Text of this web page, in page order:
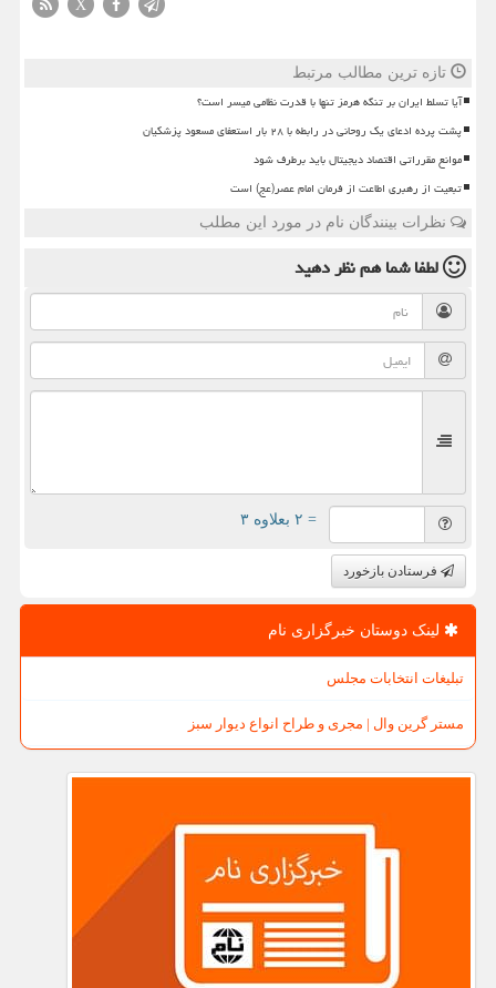
X
تازه ترین مطالب مرتبط
آیا تسلط ایران بر تنگه هرمز تنها با قدرت نظامی میسر است؟
پشت پرده ادعای یک روحانی در رابطه با ۲۸ بار استعفای مسعود پزشکیان
موانع مقرراتی اقتصاد دیجیتال باید برطرف شود
تبعیت از رهبری اطاعت از فرمان امام عصر(عج) است
نظرات بینندگان نام در مورد این مطلب
لطفا شما همنظر دهید
= ۲ بعلاوه ۳
فرستادن بازخورد
لینک دوستان خبرگزاری نام
تبلیغات انتخابات مجلس
مستر گرین وال | مجری و طراح انواع دیوار سبز